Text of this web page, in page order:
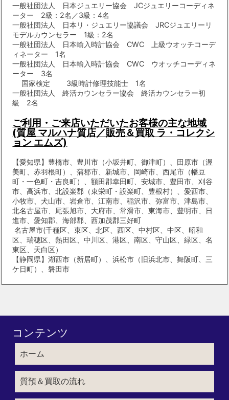
一般社団法人 日本ジュエリー協会 JCジュエリーコーディネ
ーター 2級：2名／3級：4名
一般社団法人 日本リ・ジュエリー協議会 JRCジュエリーリ
モデルカウンセラー 1級：2名
一般社団法人 日本輸入時計協会 CWC 上級ウオッチコーデ
ィネーター 1名
一般社団法人 日本輸入時計協会 CWC ウオッチコーディネ
ーター 3名
国家検定 3級時計修理技能士 1名
一般社団法人 終活カウンセラー協会 終活カウンセラー初
級 2名
ご利用・ご来店いただいたお客様の主な地域
(質屋 マルハナ質店／販売＆買取 ラ・コレクシ
ョン エムズ)
【愛知県】豊橋市、豊川市（小坂井町、御津町）、田原市（渥
美町、赤羽根町）、蒲郡市、新城市、岡崎市、西尾市（幡豆
町・一色町・吉良町）、額田郡幸田町、安城市、豊田市、刈谷
市、高浜市、北設楽郡（東栄町・設楽町、豊根村）、愛西市、
小牧市、犬山市、岩倉市、江南市、稲沢市、弥富市、津島市、
北名古屋市、尾張旭市、大府市、常滑市、東海市、豊明市、日
進市、愛知郡、海部郡、西加茂郡三好町
名古屋市(千種区、東区、北区、西区、中村区、中区、昭和
区、瑞穂区、熱田区、中川区、港区、南区、守山区、緑区、名
東区、天白区）
【静岡県】湖西市（新居町）、浜松市（旧浜北市、舞阪町、三
ケ日町）、磐田市
コンテンツ
ホーム
質預＆買取の流れ